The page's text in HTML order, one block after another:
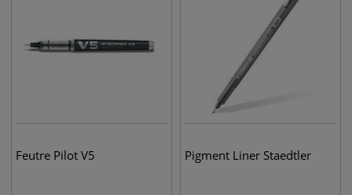
Feutre Pilot V5 Pigment Liner Staedtler